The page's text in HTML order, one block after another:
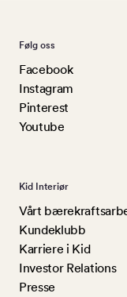
Følg oss
Facebook
Instagram
Pinterest
Youtube
Kid Interiør
Vårt
Kundeklubb
Karriere i Kid
Investor Relations
Presse